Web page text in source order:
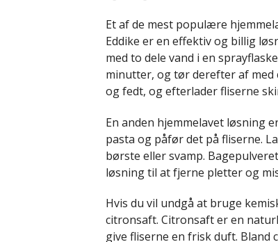
Et af de mest populære
Eddike er en effektiv og billig
med to dele vand i en
minutter, og tør derefter af med
og fedt, og efterlader fliserne
En anden hjemmelavet løsning
pasta og påfør det på fliserne.
børste eller svamp.
løsning til at fjerne pletter og
Hvis du vil undgå at bruge
citronsaft. Citronsaft er en
give fliserne en frisk duft. Bland